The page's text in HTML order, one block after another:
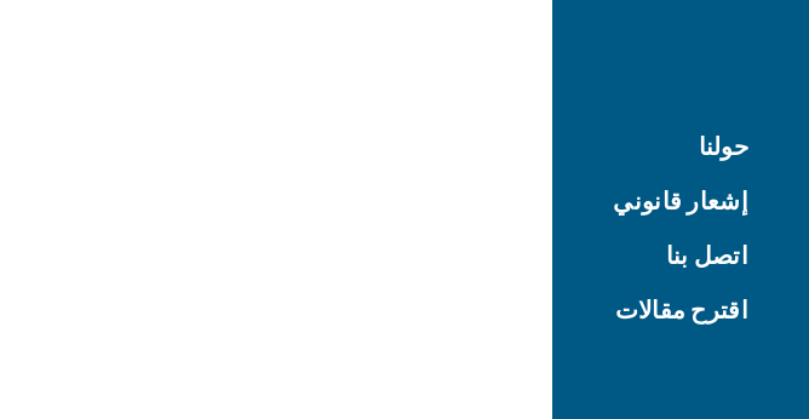
حولنا
إشعار قانوني
اتصل بنا
اقترح مقالات